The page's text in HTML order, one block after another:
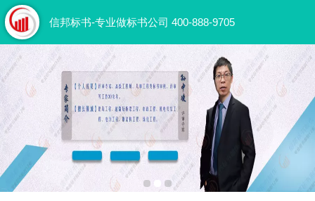
信邦标书-专业做标书公司 400-888-9705